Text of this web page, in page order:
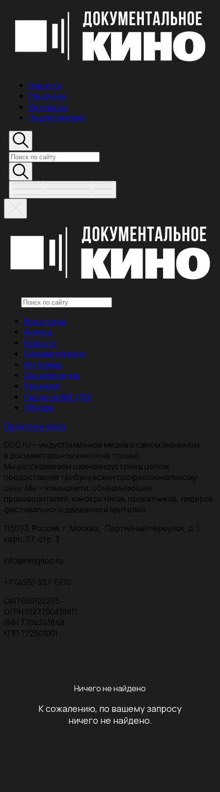
Новости
Рецензии
Интервью
Энциклопедия
Все статьи
Анонсы
Новости
Снимается кино
Интервью
Энциклопедия
Рецензии
Проекты НМГ ДОК
Обзоры
Предложи идею
DOC.ru — индустриальное медиа о самом значимом
в документальном кино и не только.
Мы рассказываем о киноиндустрии в целом,
предоставляя трибуну всему профессиональному
цеху. Мы — комьюнити, объединяющее
производителей, кинокритиков, прокатчиков, лидеров
фестивального движения и зрителей.
115093, Россия, г. Москва, Партийный переулок, д. 1,
корп. 57, стр. 3
info@nmgdoc.ru
+7 (495) 937-6170
ОКП 000122275
ОГРН 1027700418811
ИНН 7704241848
КПП 772501001
Ничего не найдено
К сожалению, по вашему запросу
ничего не найдено.